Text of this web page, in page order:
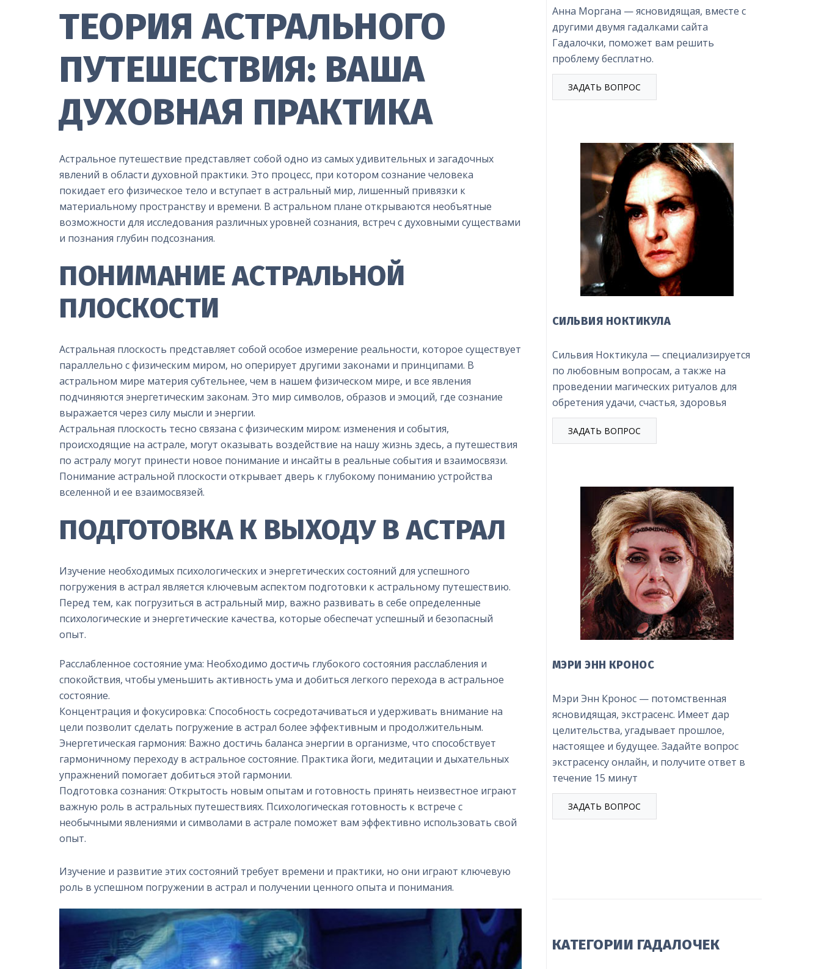
ТЕОРИЯ АСТРАЛЬНОГО
ПУТЕШЕСТВИЯ: ВАША
ДУХОВНАЯ ПРАКТИКА
Астральное путешествие представляет собой одно из самых удивительных и загадочных
явлений в области духовной практики. Это процесс, при котором сознание человека
покидает его физическое тело и вступает в астральный мир, лишенный привязки к
материальному пространству и времени. В астральном плане открываются необъятные
возможности для исследования различных уровней сознания, встреч с духовными существами
и познания глубин подсознания.
ПОНИМАНИЕ АСТРАЛЬНОЙ
ПЛОСКОСТИ
Астральная плоскость представляет собой особое измерение реальности, которое существует
параллельно с физическим миром, но оперирует другими законами и принципами. В
астральном мире материя субтельнее, чем в нашем физическом мире, и все явления
подчиняются энергетическим законам. Это мир символов, образов и эмоций, где сознание
выражается через силу мысли и энергии.
Астральная плоскость тесно связана с физическим миром: изменения и события,
происходящие на астрале, могут оказывать воздействие на нашу жизнь здесь, а путешествия
по астралу могут принести новое понимание и инсайты в реальные события и взаимосвязи.
Понимание астральной плоскости открывает дверь к глубокому пониманию устройства
вселенной и ее взаимосвязей.
ПОДГОТОВКА К ВЫХОДУ В АСТРАЛ
Изучение необходимых психологических и энергетических состояний для успешного
погружения в астрал является ключевым аспектом подготовки к астральному путешествию.
Перед тем, как погрузиться в астральный мир, важно развивать в себе определенные
психологические и энергетические качества, которые обеспечат успешный и безопасный
опыт.
Расслабленное состояние ума: Необходимо достичь глубокого состояния расслабления и
спокойствия, чтобы уменьшить активность ума и добиться легкого перехода в астральное
состояние.
Концентрация и фокусировка: Способность сосредотачиваться и удерживать внимание на
цели позволит сделать погружение в астрал более эффективным и продолжительным.
Энергетическая гармония: Важно достичь баланса энергии в организме, что способствует
гармоничному переходу в астральное состояние. Практика йоги, медитации и дыхательных
упражнений помогает добиться этой гармонии.
Подготовка сознания: Открытость новым опытам и готовность принять неизвестное играют
важную роль в астральных путешествиях. Психологическая готовность к встрече с
необычными явлениями и символами в астрале поможет вам эффективно использовать свой
опыт.
Изучение и развитие этих состояний требует времени и практики, но они играют ключевую
роль в успешном погружении в астрал и получении ценного опыта и понимания.
Анна Моргана — ясновидящая, вместе с
другими двумя гадалками сайта
Гадалочки, поможет вам решить
проблему бесплатно.
ЗАДАТЬ ВОПРОС
СИЛЬВИЯ НОКТИКУЛА
Сильвия Ноктикула — специализируется
по любовным вопросам, а также на
проведении магических ритуалов для
обретения удачи, счастья, здоровья
ЗАДАТЬ ВОПРОС
МЭРИ ЭНН КРОНОС
Мэри Энн Кронос — потомственная
ясновидящая, экстрасенс. Имеет дар
целительства, угадывает прошлое,
настоящее и будущее. Задайте вопрос
экстрасенсу онлайн, и получите ответ в
течение 15 минут
ЗАДАТЬ ВОПРОС
КАТЕГОРИИ ГАДАЛОЧЕК